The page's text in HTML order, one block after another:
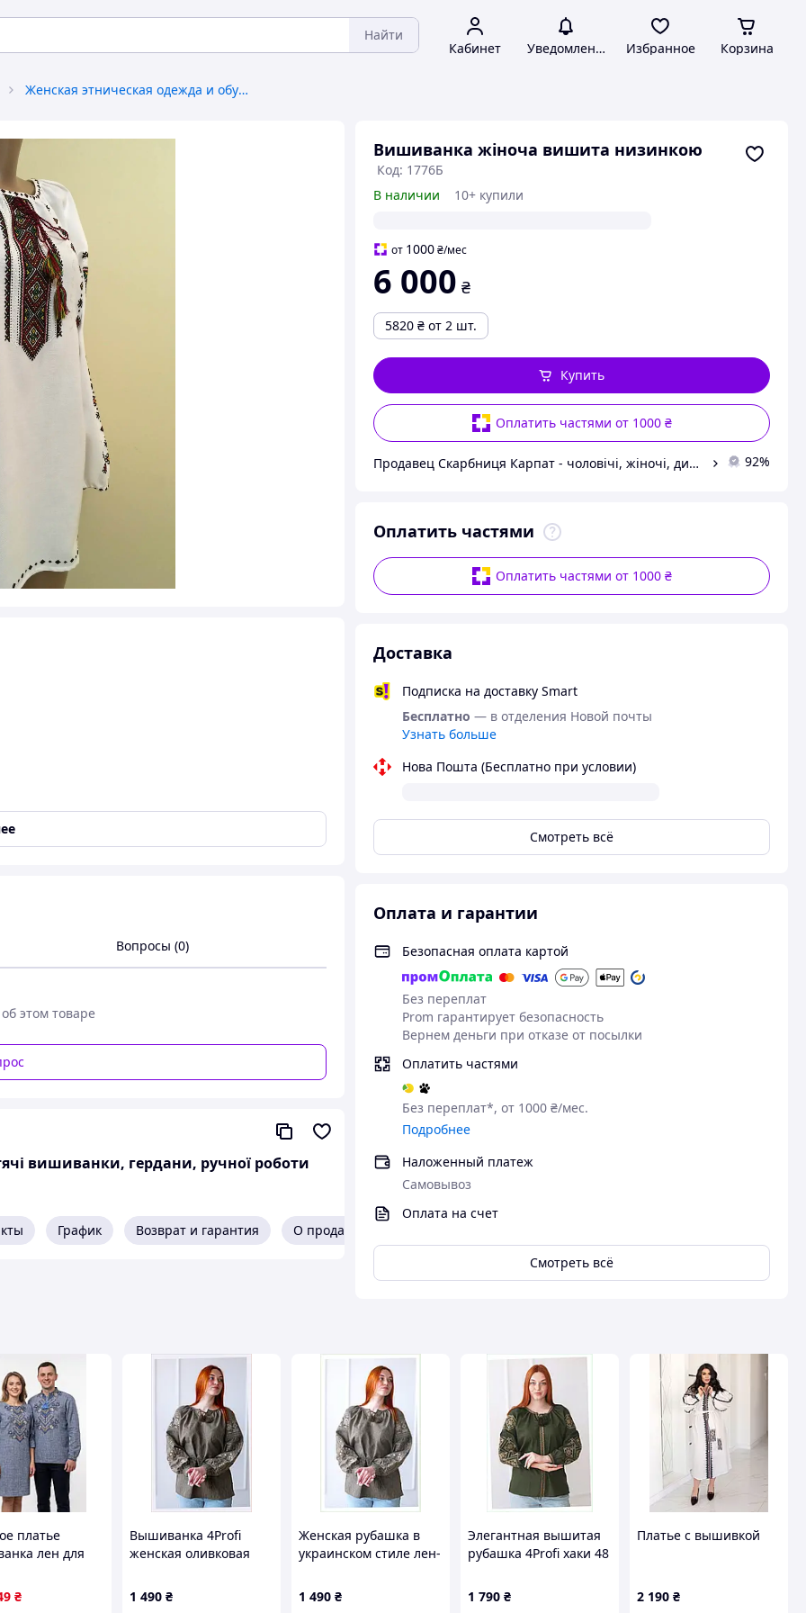
Найти
Кабинет Уведомления Избранное Корзина
Женская этническая одежда и обувь
Вишиванка жіноча вишита низинкою
Код: 1776Б
В наличии
10+ купили
от 1000 ₴/мес
6 000 ₴
5820 ₴ от 2 шт.
Оплатить частями от 1000 ₴
Купить
Продавец Скарбниця Карпат - чоловічі, жіночі, дитячі вишиванки, гердани, ручної роботи 92%
Оплатить частями
Оплатить частями от 1000 ₴
Доставка
Подписка на доставку Smart
Бесплатно — в отделения Новой почты
Узнать больше
Нова Пошта (Бесплатно при условии)
Смотреть всё
Оплата и гарантии
Безопасная оплата картой
Без переплат
Prom гарантирует безопасность
Вернем деньги при отказе от посылки
Оплатить частями
Без переплат*, от 1000 ₴/мес.
Подробнее
Наложенный платеж
Самовывоз
Оплата на счет
Смотреть всё
вишивка хрестиком та низинкою
Вопросы (0)
этом товаре
вишиванки, гердани, ручної роботи
График Возврат и гарантия О продавце
платье
лен для
44 46 48 50 52
₴
Вышиванка 4Profi
женская оливковая
86M13863H
1 490 ₴
Женская рубашка в
украинском стиле лен-
86138K6C7
1 490 ₴
Элегантная вышитая
рубашка 4Profi хаки 48
1 790 ₴
Платье с вышивкой
2 190 ₴